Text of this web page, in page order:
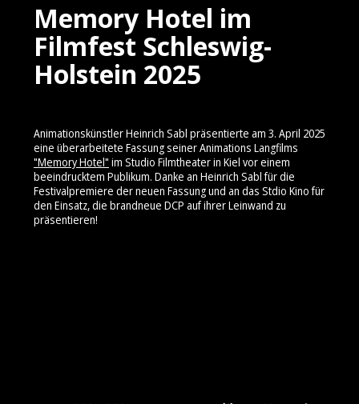
Memory Hotel im
Filmfest Schleswig-
Holstein 2025
Animationskünstler Heinrich Sabl präsentierte am 3. April 2025
eine überarbeitete Fassung seiner Animations Langfilms
"Memory Hotel" im Studio Filmtheater in Kiel vor einem
beeindrucktem Publikum. Danke an Heinrich Sabl für die
Festivalpremiere der neuen Fassung und an das Stdio Kino für
den Einsatz, die brandneue DCP auf ihrer Leinwand zu
präsentieren!